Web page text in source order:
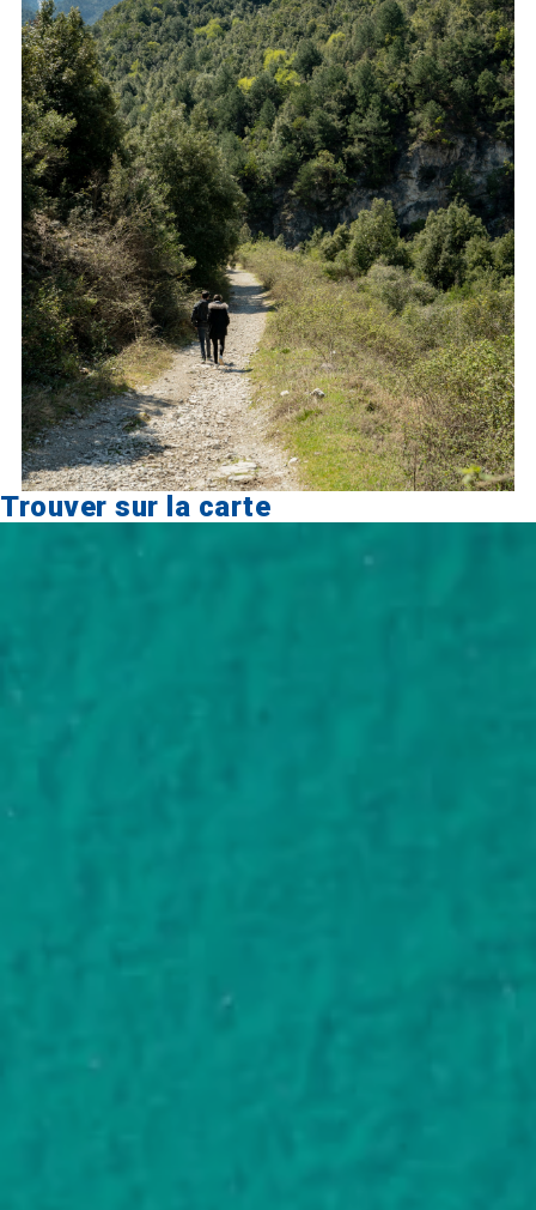
Trouver sur la carte